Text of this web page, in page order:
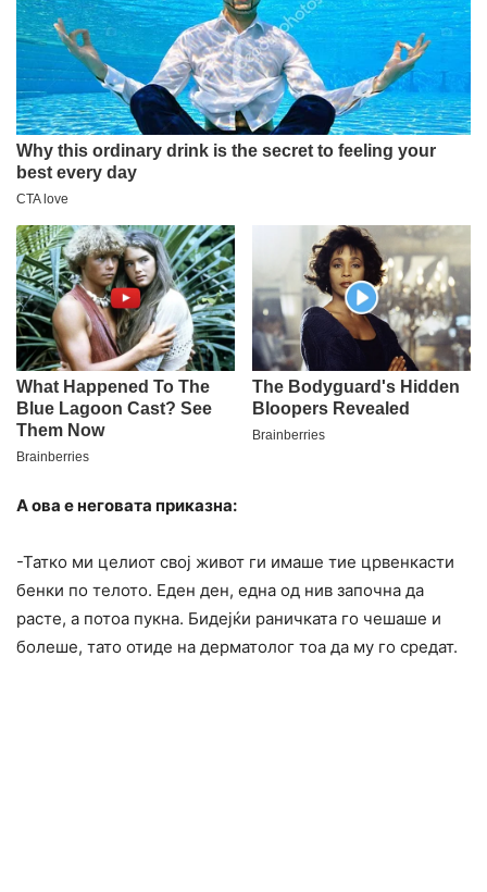
А ова е неговата приказна:
-Татко ми целиот свој живот ги имаше тие црвенкасти
бенки по телото. Еден ден, една од нив започна да
расте, а потоа пукна. Бидејќи раничката го чешаше и
болеше, тато отиде на дерматолог тоа да му го средат.